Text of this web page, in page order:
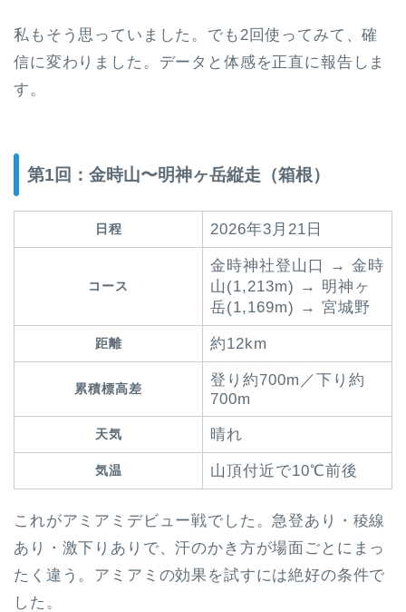
私もそう思っていました。でも2回使ってみて、確
信に変わりました。データと体感を正直に報告しま
す。
第1回：金時山〜明神ヶ岳縦走（箱根）
日程 2026年3月21日
コース
金時神社登山口 → 金時
山(1,213m) → 明神ヶ
岳(1,169m) → 宮城野
距離 約12km
累積標高差
登り約700m／下り約
700m
天気 晴れ
気温 山頂付近で10℃前後
これがアミアミデビュー戦でした。急登あり・稜線
あり・激下りありで、汗のかき方が場面ごとにまっ
たく違う。アミアミの効果を試すには絶好の条件で
した。